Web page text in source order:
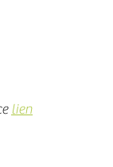
lien